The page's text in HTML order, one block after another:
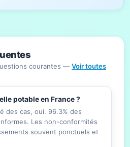
courantes — Voir toutes
potable en France ?
des cas, oui. 96.3% des
Les non-conformités
souvent ponctuels et